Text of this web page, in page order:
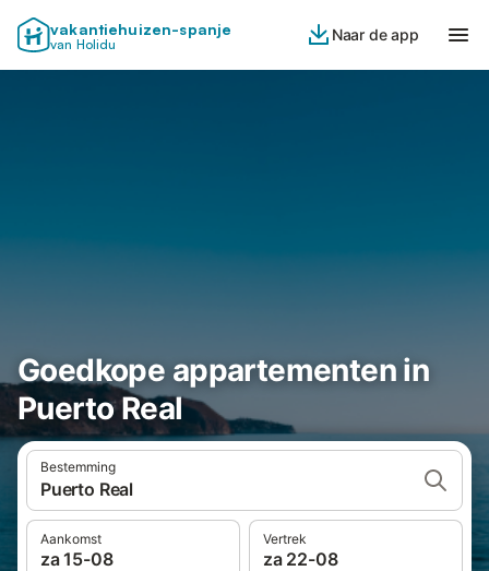
vakantiehuizen-spanje
van Holidu
Naar de app
Goedkope appartementen in
Puerto Real
Bestemming
Puerto Real
Aankomst
za 15-08
Vertrek
za 22-08